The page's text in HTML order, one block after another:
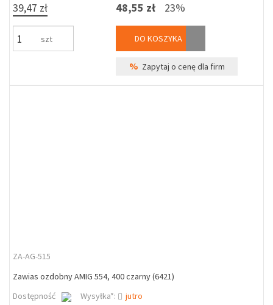
39,47 zł
szt
48,55 zł 23%
DO KOSZYKA
% Zapytaj o cenę dla firm
ZA-AG-515
Zawias ozdobny AMIG 554, 400 czarny (6421)
Dostępność
Wysyłka*: jutro